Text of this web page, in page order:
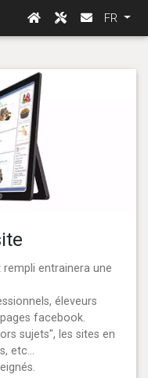
FR
entrainera une
éleveurs
facebook.
sujets", les sites en
etc...